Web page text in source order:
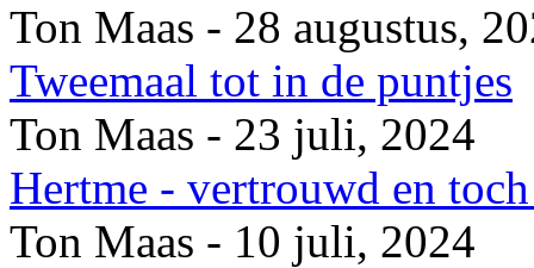
Ton Maas - 28 augustus,
Tweemaal tot in de puntjes
Ton Maas - 23 juli, 2024
Hertme - vertrouwd en
Ton Maas - 10 juli, 2024